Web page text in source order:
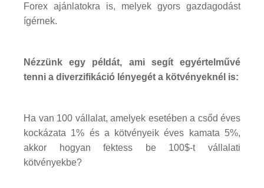
Forex ajánlatokra is, melyek gyors gazdagodást
ígérnek.
Nézzünk egy példát, ami segít egyértelművé
tenni a diverzifikáció lényegét a kötvényeknél is:
Ha van 100 vállalat, amelyek esetében a csőd éves
kockázata 1% és a kötvényeik éves kamata 5%,
akkor hogyan fektess be 100$-t vállalati
kötvényekbe?